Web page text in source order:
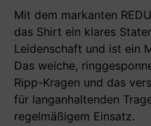
Mit dem markanten
das Shirt ein klares
Leidenschaft und ist ein
Das weiche,
Ripp-Kragen und das
für langanhaltenden
regelmäßigem Einsatz.